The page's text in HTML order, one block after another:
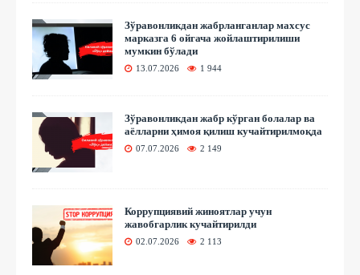
Зўравонликдан жабрланганлар махсус
марказга 6 ойгача жойлаштирилиши
мумкин бўлади
13.07.2026 1 944
Зўравонликдан жабр кўрган болалар ва
аёлларни ҳимоя қилиш кучайтирилмоқда
07.07.2026 2 149
Коррупциявий жиноятлар учун
жавобгарлик кучайтирилди
02.07.2026 2 113